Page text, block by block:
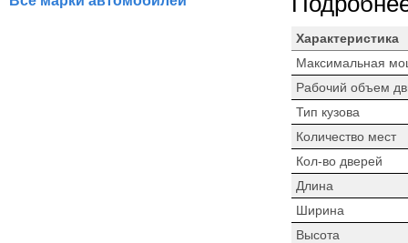
Характеристика
Максимальная
Рабочий объем
Тип кузова
Количество мест
Кол-во дверей
Длина
Ширина
Высота